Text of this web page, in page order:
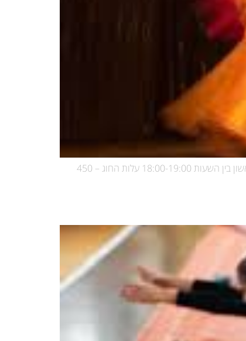
יסודות ריקודי בטן עם תנועות מעולמות המחול הצםון אפריקאי והמזרח תיכוני,טכניקות בסיס, החוג יתקיים בין התאריכים 7.9-30.11 בימי ראשון בין השעות 18:00-19:00 עלות החוג – 450